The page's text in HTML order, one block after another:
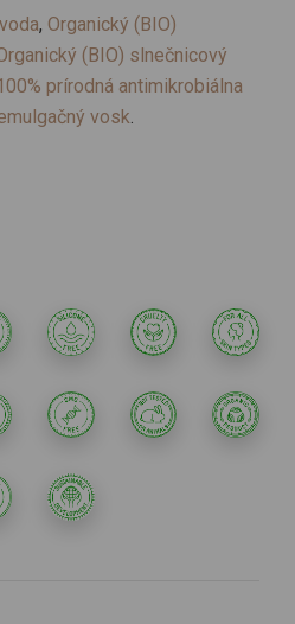
, Organický (BIO)
(BIO) slnečnicový
prírodná antimikrobiálna
vosk.